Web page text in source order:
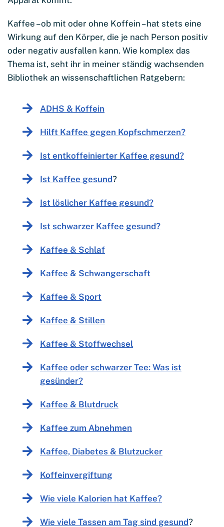
Kaffee – ob mit oder ohne Koffein – hat stets eine
Wirkung auf den Körper, die je nach Person positiv
oder negativ ausfallen kann. Wie komplex das
Thema ist, seht ihr in meiner ständig wachsenden
Bibliothek an wissenschaftlichen Ratgebern:
ADHS & Koffein
Hilft Kaffee gegen Kopfschmerzen?
Ist entkoffeinierter Kaffee gesund?
Ist Kaffee gesund?
Ist löslicher Kaffee gesund?
Ist schwarzer Kaffee gesund?
Kaffee & Schlaf
Kaffee & Schwangerschaft
Kaffee & Sport
Kaffee & Stillen
Kaffee & Stoffwechsel
Kaffee oder schwarzer Tee: Was ist
gesünder?
Kaffee & Blutdruck
Kaffee zum Abnehmen
Kaffee, Diabetes & Blutzucker
Koffeinvergiftung
Wie viele Kalorien hat Kaffee?
Wie viele Tassen am Tag sind gesund?